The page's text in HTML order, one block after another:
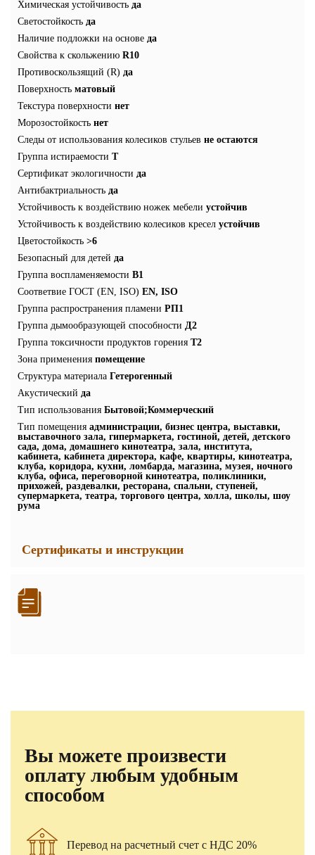
Химическая устойчивость да
Светостойкость да
Наличие подложки на основе да
Свойства к скольжению R10
Противоскользящий (R) да
Поверхность матовый
Текстура поверхности нет
Морозостойкость нет
Следы от использования колесиков стульев не остаются
Группа истираемости Т
Сертификат экологичности да
Антибактриальность да
Устойчивость к воздействию ножек мебели устойчив
Устойчивость к воздействию колесиков кресел устойчив
Цветостойкость >6
Безопасный для детей да
Группа воспламеняемости В1
Соответвие ГОСТ (EN, ISO) EN, ISO
Группа распространения пламени РП1
Группа дымообразующей способности Д2
Группа токсичности продуктов горения Т2
Зона применения помещение
Структура материала Гетерогенный
Акустический да
Тип использования Бытовой;Коммерческий
Тип помещения администрации, бизнес центра, выставки,
выставочного зала, гипермаркета, гостиной, детей, детского
сада, дома, домашнего кинотеатра, зала, института,
кабинета, кабинета директора, кафе, квартиры, кинотеатра,
клуба, коридора, кухни, ломбарда, магазина, музея, ночного
клуба, офиса, переговорной кинотеатра, поликлиники,
прихожей, раздевалки, ресторана, спальни, ступеней,
супермаркета, театра, торгового центра, холла, школы, шоу
рума
Сертификаты и инструкции
Вы можете произвести
оплату любым удобным
способом
Перевод на расчетный счет с НДС 20%